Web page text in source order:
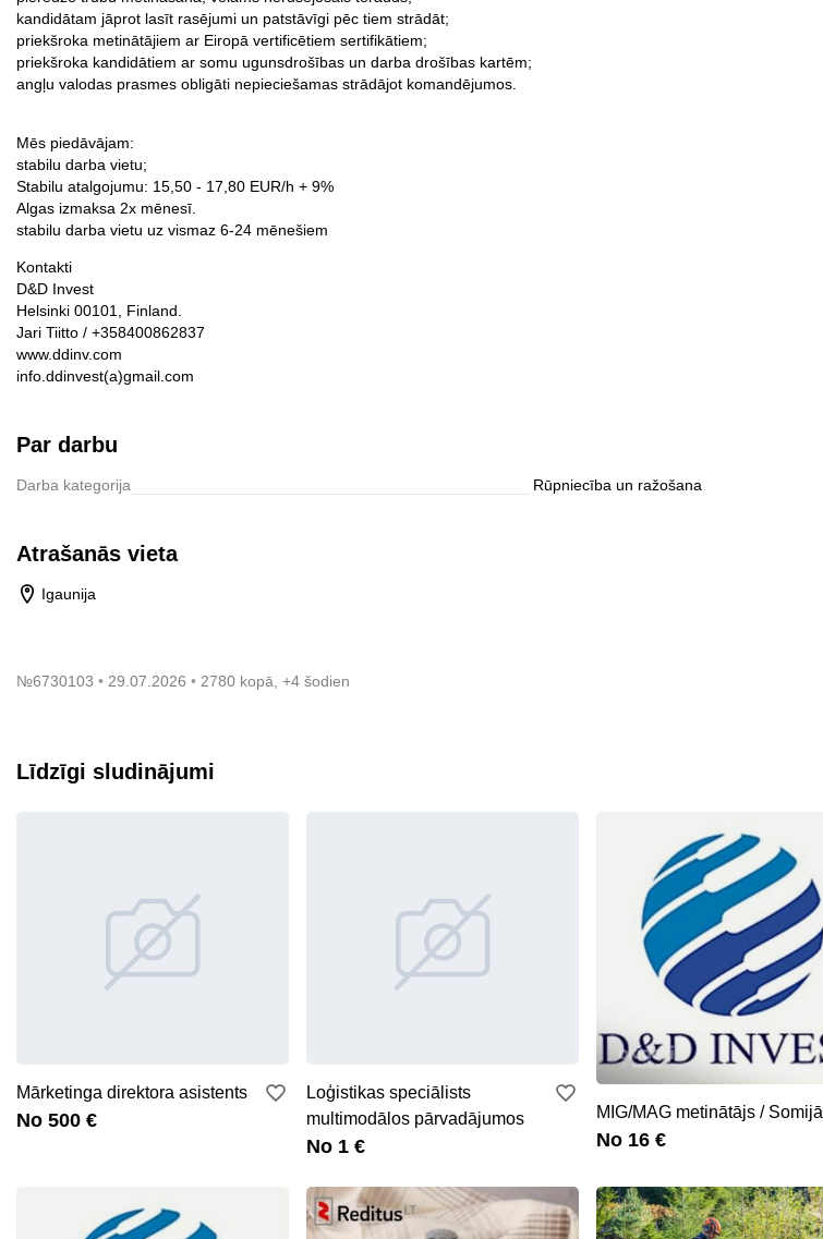
kandidātam jāprot lasīt rasējumi un patstāvīgi pēc tiem strādāt;
priekšroka metinātājiem ar Eiropā vertificētiem sertifikātiem;
priekšroka kandidātiem ar somu ugunsdrošības un darba drošības kartēm;
angļu valodas prasmes obligāti nepieciešamas strādājot komandējumos.
Mēs piedāvājam:
stabilu darba vietu;
Stabilu atalgojumu: 15,50 - 17,80 EUR/h + 9%
Algas izmaksa 2x mēnesī.
stabilu darba vietu uz vismaz 6-24 mēnešiem
Kontakti
D&D Invest
Helsinki 00101, Finland.
Jari Tiitto / +358400862837
www.ddinv.com
info.ddinvest(a)gmail.com
Par darbu
Darba kategorija Rūpniecība un ražošana
Atrašanās vieta
Igaunija
№6730103 29.07.2026 2780 kopā, +4 šodien
Līdzīgi sludinājumi
Mārketinga direktora asistents
No 500 €
Loģistikas speciālists
multimodālos pārvadājumos
No 1 €
MIG/MAG metinātājs / Somijā
No 16 €